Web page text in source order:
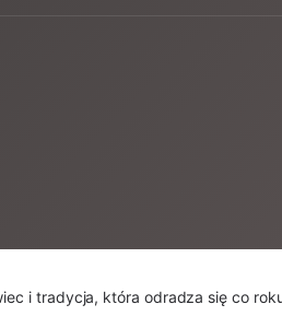
i tradycja, która odradza się co